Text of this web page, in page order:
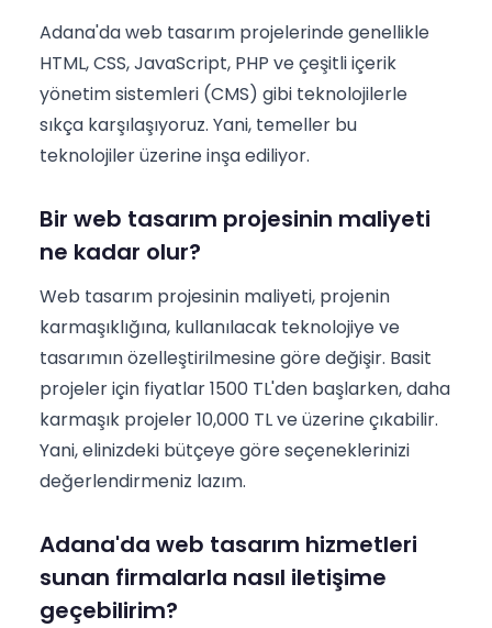
Adana'da web tasarım projelerinde genellikle
HTML, CSS, JavaScript, PHP ve çeşitli içerik
yönetim sistemleri (CMS) gibi teknolojilerle
sıkça karşılaşıyoruz. Yani, temeller bu
teknolojiler üzerine inşa ediliyor.
Bir web tasarım projesinin maliyeti
ne kadar olur?
Web tasarım projesinin maliyeti, projenin
karmaşıklığına, kullanılacak teknolojiye ve
tasarımın özelleştirilmesine göre değişir. Basit
projeler için fiyatlar 1500 TL'den başlarken, daha
karmaşık projeler 10,000 TL ve üzerine çıkabilir.
Yani, elinizdeki bütçeye göre seçeneklerinizi
değerlendirmeniz lazım.
Adana'da web tasarım hizmetleri
sunan firmalarla nasıl iletişime
geçebilirim?